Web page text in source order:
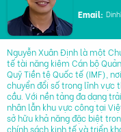
Email:
Nguyễn Xuân Định là một
tế tài năng kiêm Cán bộ
Quỹ Tiền tệ Quốc tế (IMF),
chuyển đổi số trong lĩnh vực
cầu. Với nền tảng đa dạng
nhân lẫn khu vực công tại
sở hữu khả năng đặc biệt
chính sách kinh tế và triển